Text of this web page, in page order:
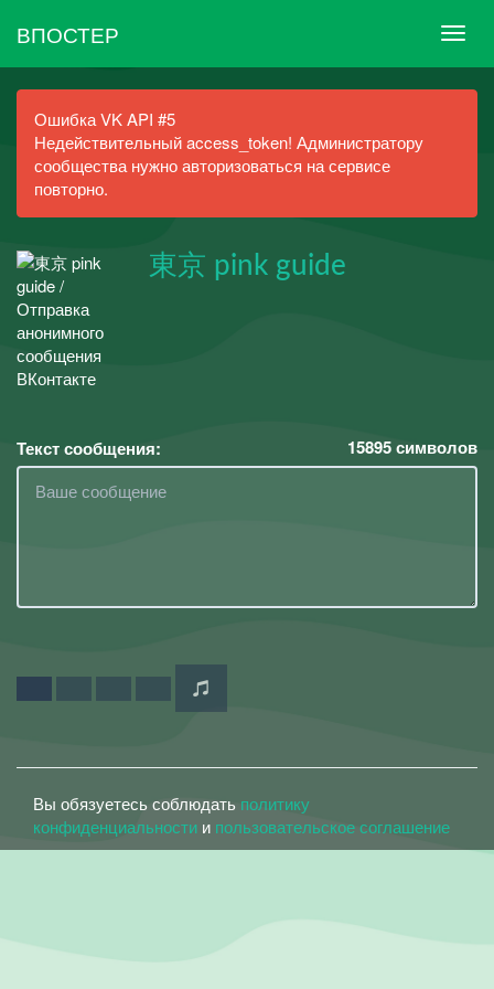
ВПОСТЕР
Ошибка VK API #5
Недействительный access_token! Администратору
сообщества нужно авторизоваться на сервисе
повторно.
東京 pink guide
Текст сообщения: 15895символов
Вы обязуетесь соблюдать политику
конфиденциальности и пользовательское соглашение